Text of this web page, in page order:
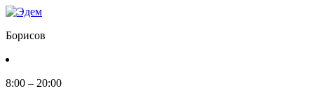
Борисов
8:00 – 20:00